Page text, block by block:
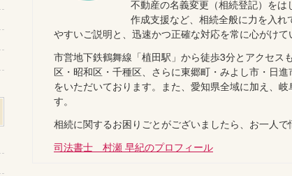
不動産の名義変更（相続登記）を
作成支援など、相続全般に力を入
やすいご説明と、迅速かつ正確な対応を常に心がけて
市営地下鉄鶴舞線「植田駅」から徒歩3分とアクセス
区・昭和区・千種区、さらに東郷町・みよし市・日
をいただいております。また、愛知県全域に加え、
す。
相続に関するお困りごとがございましたら、お一人で
司法書士 村瀬 早紀のプロフィール